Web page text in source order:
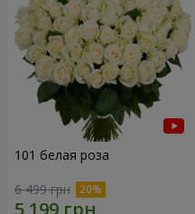
101 белая роза
6 499 грн